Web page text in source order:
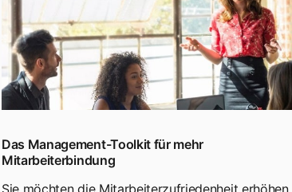
Das Management-Toolkit für mehr
Mitarbeiterbindung
Sie möchten die Mitarbeiterzufriedenheit erhöhen,